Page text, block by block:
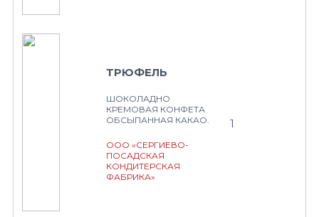
ТРЮФЕЛЬ
ШОКОЛАДНО
КРЕМОВАЯ КОНФЕТА
ОБСЫПАННАЯ КАКАО.
ООО «СЕРГИЕВО-
ПОСАДСКАЯ
КОНДИТЕРСКАЯ
ФАБРИКА»
1